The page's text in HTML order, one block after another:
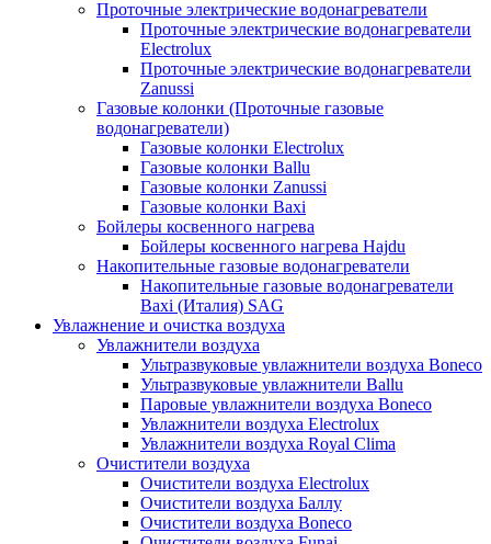
Проточные электрические водонагреватели
Проточные электрические водонагреватели
Electrolux
Проточные электрические водонагреватели
Zanussi
Газовые колонки (Проточные газовые
водонагреватели)
Газовые колонки Electrolux
Газовые колонки Ballu
Газовые колонки Zanussi
Газовые колонки Baxi
Бойлеры косвенного нагрева
Бойлеры косвенного нагрева Hajdu
Накопительные газовые водонагреватели
Накопительные газовые водонагреватели
Baxi (Италия) SAG
Увлажнение и очистка воздуха
Увлажнители воздуха
Ультразвуковые увлажнители воздуха Boneco
Ультразвуковые увлажнители Ballu
Паровые увлажнители воздуха Boneco
Увлажнители воздуха Electrolux
Увлажнители воздуха Royal Clima
Очистители воздуха
Очистители воздуха Electrolux
Очистители воздуха Баллу
Очистители воздуха Boneco